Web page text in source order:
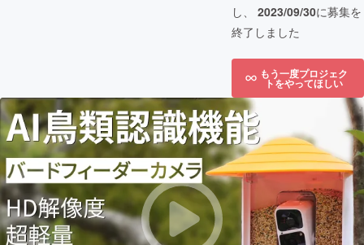
し、 2023/09/30に募集を
終了しました
もう一度プロジェク
トをやってほしい